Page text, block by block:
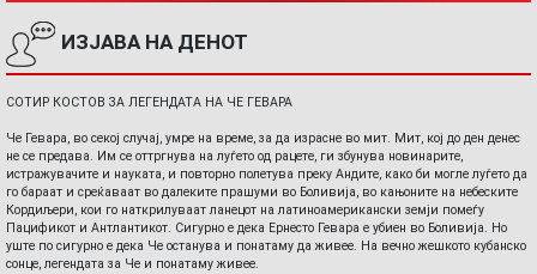
ИЗЈАВА НА ДЕНОТ
СОТИР КОСТОВ ЗА ЛЕГЕНДАТА НА ЧЕ ГЕВАРА
Че Гевара, во секој случај, умре на време, за да израсне во мит. Мит, кој до ден денес
не се предава. Им се оттргнува на луѓето од рацете, ги збунува новинарите,
истражувачите и науката, и повторно полетува преку Андите, како би могле луѓето да
го бараат и среќаваат во далеките прашуми во Боливија, во кањоните на небеските
Кордиљери, кои го наткрилуваат ланецот на латиноамерикански земји помеѓу
Пацификот и Антлантикот. Сигурно е дека Ернесто Гевара е убиен во Боливија. Но
уште по сигурно е дека Че останува и понатаму да живее. На вечно жешкото кубанско
сонце, легендата за Че и понатаму живее.